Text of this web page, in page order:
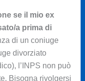
se il mio ex
a prima di
di un coniuge
divorziato
l’INPS non può
Bisogna rivolgersi